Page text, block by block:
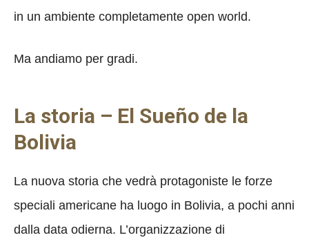
in un ambiente completamente open world.
Ma andiamo per gradi.
La storia – El Sueño de la
Bolivia
La nuova storia che vedrà protagoniste le forze
speciali americane ha luogo in Bolivia, a pochi anni
dalla data odierna. L’organizzazione di